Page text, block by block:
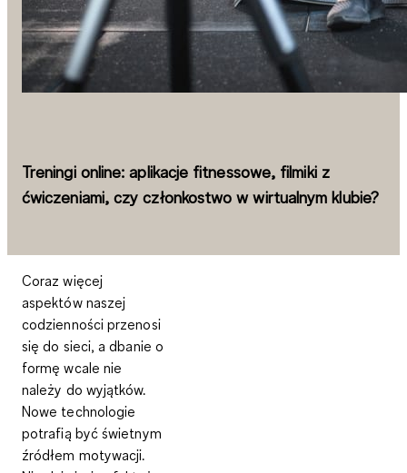
Treningi online: aplikacje fitnessowe, filmiki z
ćwiczeniami, czy członkostwo w wirtualnym klubie?
Coraz więcej
aspektów naszej
codzienności przenosi
się do sieci, a dbanie o
formę wcale nie
należy do wyjątków.
Nowe technologie
potrafią być świetnym
źródłem motywacji.